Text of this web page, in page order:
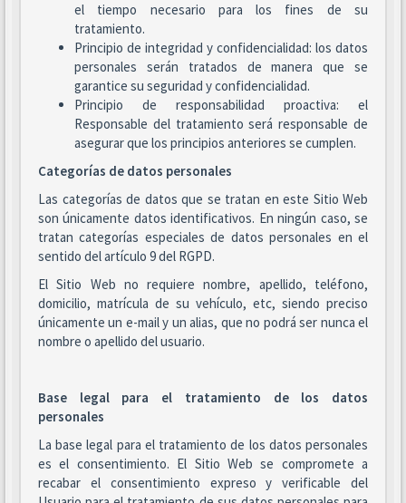
el tiempo necesario para los fines de su
tratamiento.
Principio de integridad y confidencialidad: los datos
personales serán tratados de manera que se
garantice su seguridad y confidencialidad.
Principio de responsabilidad proactiva: el
Responsable del tratamiento será responsable de
asegurar que los principios anteriores se cumplen.
Categorías de datos personales
Las categorías de datos que se tratan en este Sitio Web
son únicamente datos identificativos. En ningún caso, se
tratan categorías especiales de datos personales en el
sentido del artículo 9 del RGPD.
El Sitio Web no requiere nombre, apellido, teléfono,
domicilio, matrícula de su vehículo, etc, siendo preciso
únicamente un e-mail y un alias, que no podrá ser nunca el
nombre o apellido del usuario.
Base legal para el tratamiento de los datos
personales
La base legal para el tratamiento de los datos personales
es el consentimiento. El Sitio Web se compromete a
recabar el consentimiento expreso y verificable del